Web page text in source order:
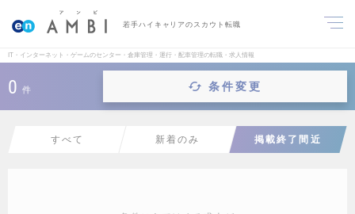
若手ハイキャリアのスカウト転職
IT・インターネット・ゲームのセンター・倉庫管理・運行・配車管理の転職・求人情報
0 件 条件変更
すべて 新着のみ 掲載終了間近